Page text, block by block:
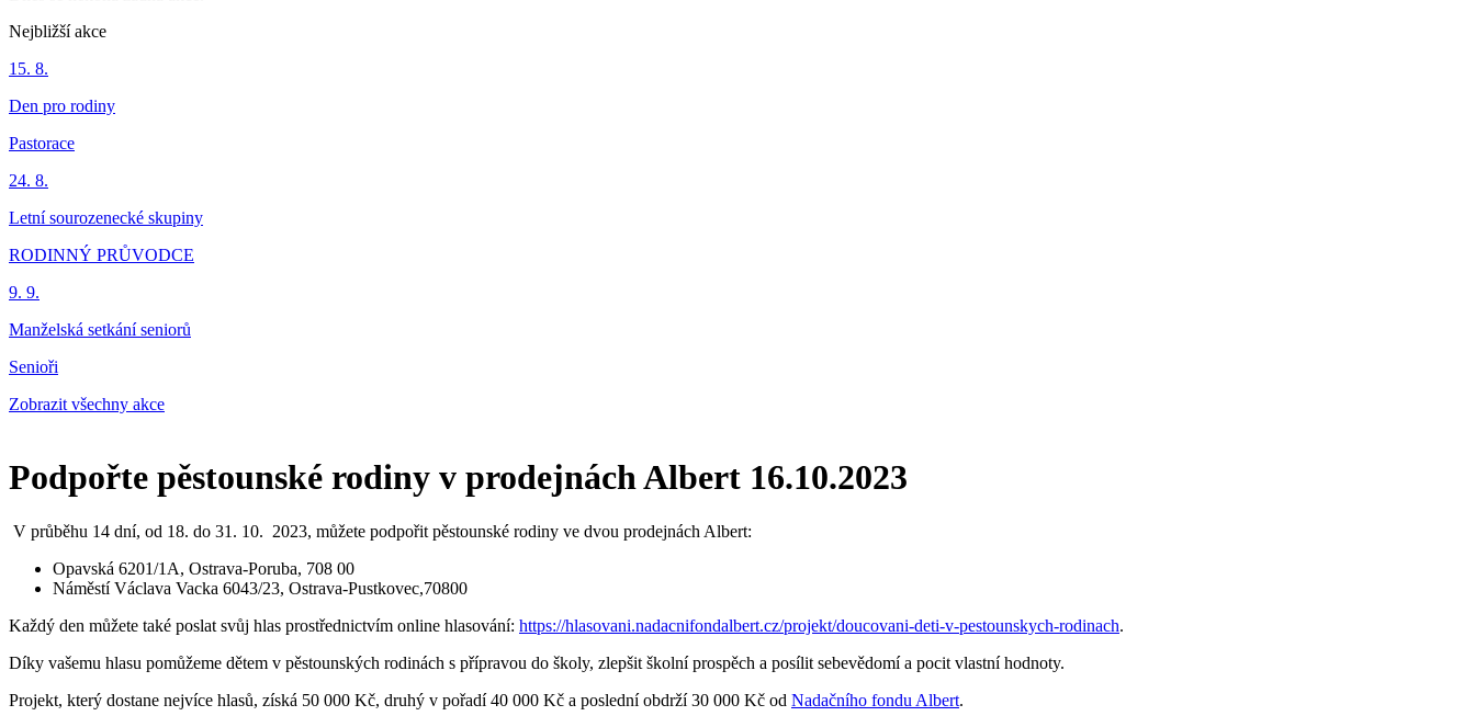
Nejbližší akce
15. 8.
Den pro rodiny
Pastorace
24. 8.
Letní sourozenecké skupiny
RODINNÝ PRŮVODCE
9. 9.
Manželská setkání seniorů
Senioři
Zobrazit všechny akce
Podpořte pěstounské rodiny v prodejnách Albert 16.10.2023
V průběhu 14 dní, od 18. do 31. 10. 2023, můžete podpořit pěstounské rodiny ve dvou prodejnách Albert:
Opavská 6201/1A, Ostrava-Poruba, 708 00
Náměstí Václava Vacka 6043/23, Ostrava-Pustkovec,70800
Každý den můžete také poslat svůj hlas prostřednictvím online hlasování: https://hlasovani.nadacnifondalbert.cz/projekt/doucovani-deti-v-pestounskych-rodinach.
Díky vašemu hlasu pomůžeme dětem v pěstounských rodinách s přípravou do školy, zlepšit školní prospěch a posílit sebevědomí a pocit vlastní hodnoty.
Projekt, který dostane nejvíce hlasů, získá 50 000 Kč, druhý v pořadí 40 000 Kč a poslední obdrží 30 000 Kč od Nadačního fondu Albert.